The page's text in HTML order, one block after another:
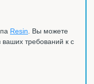
Resin . Вы можете
требований к с